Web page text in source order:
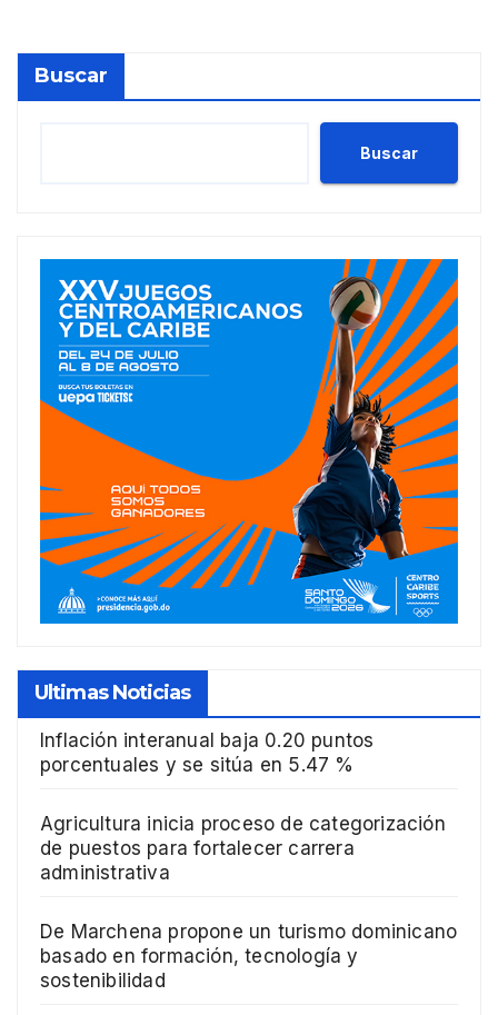
Buscar
Buscar
Ultimas Noticias
Inflación interanual baja 0.20 puntos
porcentuales y se sitúa en 5.47 %
Agricultura inicia proceso de categorización
de puestos para fortalecer carrera
administrativa
De Marchena propone un turismo dominicano
basado en formación, tecnología y
sostenibilidad